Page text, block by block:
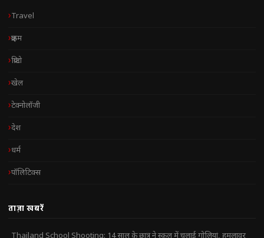
Travel
क्राइम
क्रिप्टो
खेल
टेक्नोलॉजी
देश
धर्म
पॉलिटिक्स
ताज़ा खबरें